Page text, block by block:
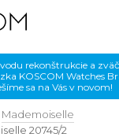
rekonštrukcie a
KOSCOM Watches
sa na Vás v novom!
Mademoiselle
20745/2